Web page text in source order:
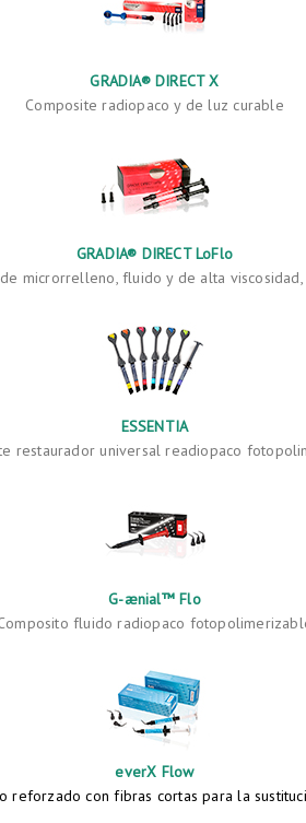
GRADIA® DIRECT X
Composite radiopaco y de luz curable
GRADIA® DIRECT LoFlo
microrrelleno, fluido y de alta viscosidad,
ESSENTIA
restaurador universal readiopaco
G-ænial™ Flo
fluido radiopaco
everX Flow
reforzado con fibras cortas para la